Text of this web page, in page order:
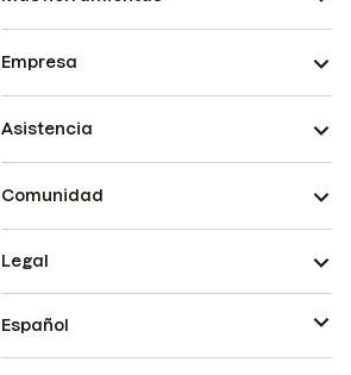
Empresa
Asistencia
Comunidad
Legal
Español